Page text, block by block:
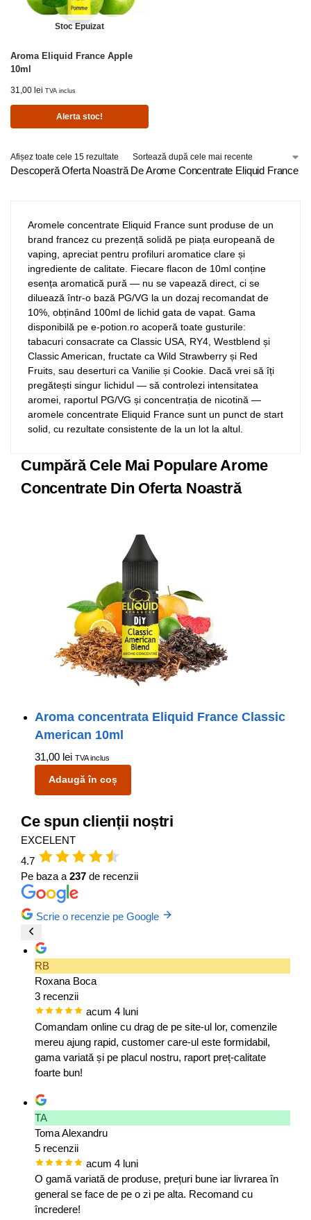
Stoc Epuizat
Aroma Eliquid France Apple
10ml
31,00 lei TVA inclus
Alerta stoc!
Afișez toate cele 15 rezultate
Descoperă Oferta Noastră De Arome Concentrate Eliquid France
Aromele concentrate Eliquid France sunt produse de un
brand francez cu prezență solidă pe piața europeană de
vaping, apreciat pentru profiluri aromatice clare și
ingrediente de calitate. Fiecare flacon de 10ml conține
esența aromatică pură — nu se vapează direct, ci se
diluează într-o bază PG/VG la un dozaj recomandat de
10%, obținând 100ml de lichid gata de vapat. Gama
disponibilă pe e-potion.ro acoperă toate gusturile:
tabacuri consacrate ca Classic USA, RY4, Westblend și
Classic American, fructate ca Wild Strawberry și Red
Fruits, sau deserturi ca Vanilie și Cookie. Dacă vrei să îți
pregătești singur lichidul — să controlezi intensitatea
aromei, raportul PG/VG și concentrația de nicotină —
aromele concentrate Eliquid France sunt un punct de start
solid, cu rezultate consistente de la un lot la altul.
Cumpără Cele Mai Populare Arome
Concentrate Din Oferta Noastră
Aroma concentrata Eliquid France Classic
American 10ml
31,00 lei TVA inclus
Adaugă în coș
Ce spun clienții noștri
EXCELENT
4.7
Pe baza a 237 de recenzii
Scrie o recenzie pe Google
RB
Roxana Boca
3 recenzii
acum 4 luni
Comandam online cu drag de pe site-ul lor, comenzile
mereu ajung rapid, customer care-ul este formidabil,
gama variată și pe placul nostru, raport preț-calitate
foarte bun!
TA
Toma Alexandru
5 recenzii
acum 4 luni
O gamă variată de produse, prețuri bune iar livrarea în
general se face de pe o zi pe alta. Recomand cu
încredere!